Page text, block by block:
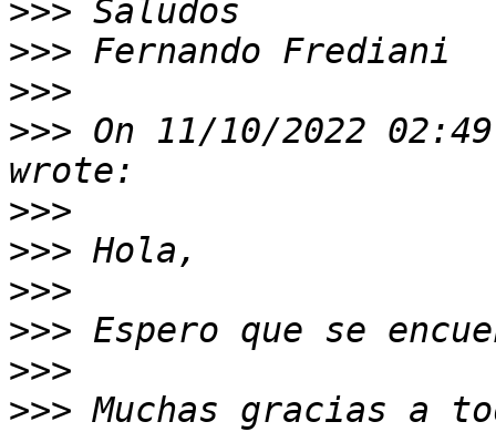
>>>
>>>
>>>
>>> On 11/10/2022
>>>
>>>
>>>
>>>
>>>
>>> Muchas gracias a